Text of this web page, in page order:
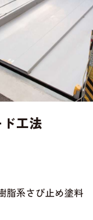
工法
脂系さび止め塗料